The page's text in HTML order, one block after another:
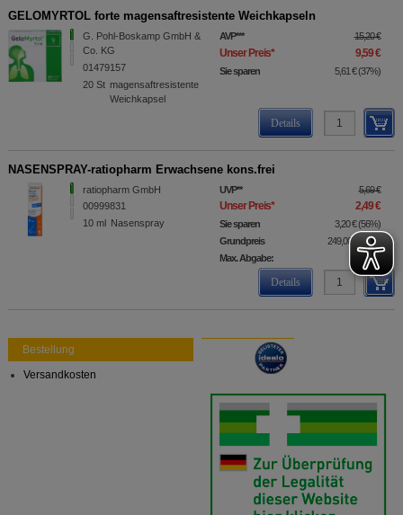
GELOMYRTOL forte magensaftresistente Weichkapseln
G. Pohl-Boskamp GmbH &
Co. KG
01479157
20 St magensaftresistente
Weichkapsel
AVP*** 15,20 €
Unser Preis* 9,59 €
Sie sparen 5,61 € (37%)
Details
NASENSPRAY-ratiopharm Erwachsene kons.frei
ratiopharm GmbH
00999831
10 ml Nasenspray
UVP** 5,69 €
Unser Preis* 2,49 €
Sie sparen 3,20 € (56%)
Grundpreis
249,00 €
pro 1 l
Max. Abgabe:
5
Details
Bestellung
Versandkosten